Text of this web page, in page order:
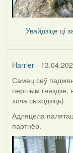
Увайдзіце ці
Harrier-
Самец сеў
першым гняздзе,
хоча сыходзіць)
Адляцела
партнёр.